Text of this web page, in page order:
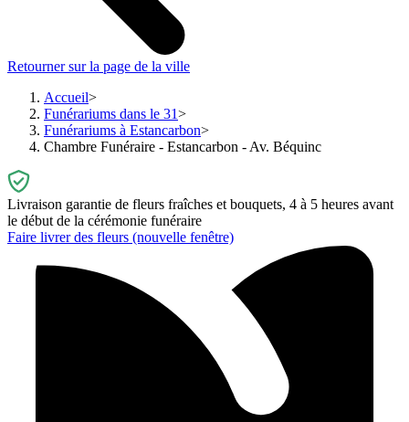
Retourner sur la page de la ville
Accueil
Funérariums dans le 31
Funérariums à Estancarbon
Chambre Funéraire - Estancarbon - Av. Béquinc
Livraison garantie de fleurs fraîches et bouquets, 4 à 5 heures avant
le début de la cérémonie funéraire
Faire livrer des fleurs (nouvelle fenêtre)